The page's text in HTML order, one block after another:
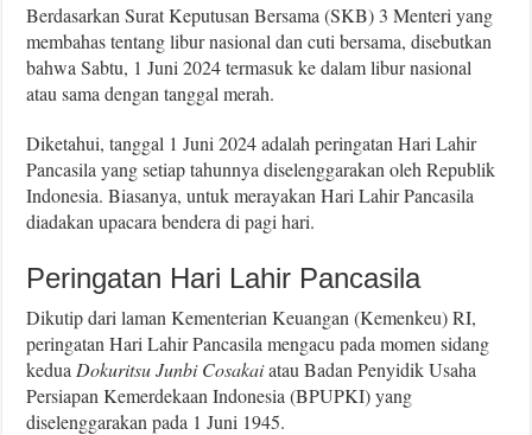
Berdasarkan Surat Keputusan Bersama (SKB) 3 Menteri yang
membahas tentang libur nasional dan cuti bersama, disebutkan
bahwa Sabtu, 1 Juni 2024 termasuk ke dalam libur nasional
atau sama dengan tanggal merah.
Diketahui, tanggal 1 Juni 2024 adalah peringatan Hari Lahir
Pancasila yang setiap tahunnya diselenggarakan oleh Republik
Indonesia. Biasanya, untuk merayakan Hari Lahir Pancasila
diadakan upacara bendera di pagi hari.
Peringatan Hari Lahir Pancasila
Dikutip dari laman Kementerian Keuangan (Kemenkeu) RI,
peringatan Hari Lahir Pancasila mengacu pada momen sidang
kedua Dokuritsu Junbi Cosakaiatau Badan Penyidik Usaha
Persiapan Kemerdekaan Indonesia (BPUPKI) yang
diselenggarakan pada 1 Juni 1945.